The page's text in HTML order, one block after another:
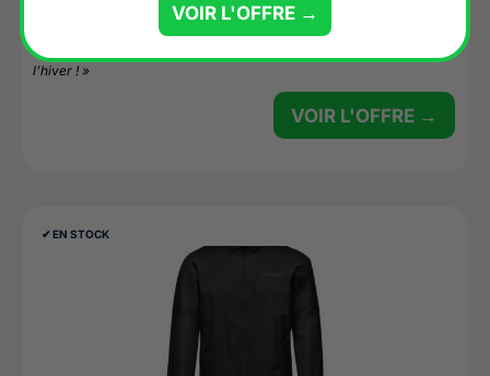
Gants Ekoï hiver chauffants 4.7/5
« Une bonne alternative quand on peine à se réchauffer les mains
l’hiver ! »
VOIR L'OFFRE →
✔︎ EN STOCK
VOIR L'OFFRE →